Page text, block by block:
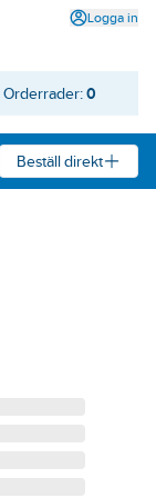
Logga in
Orderrader: 0
Beställ direkt